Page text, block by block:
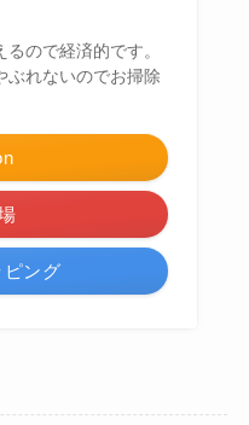
ので経済的です。
ぶれないのでお掃除
ピング